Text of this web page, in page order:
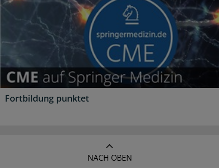
Fortbildung punktet
NACH OBEN